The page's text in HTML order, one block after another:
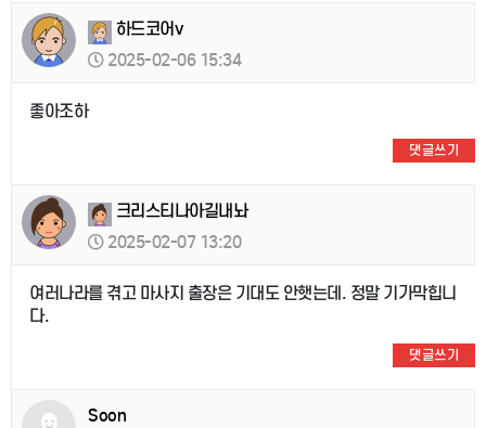
하드코어v
2025-02-06 15:34
좋아조하
댓글쓰기
크리스티나아길내놔
2025-02-07 13:20
여러나라를 겪고 마사지 출장은 기대도 안햇는데. 정말 기가막힙니
다.
댓글쓰기
Soon